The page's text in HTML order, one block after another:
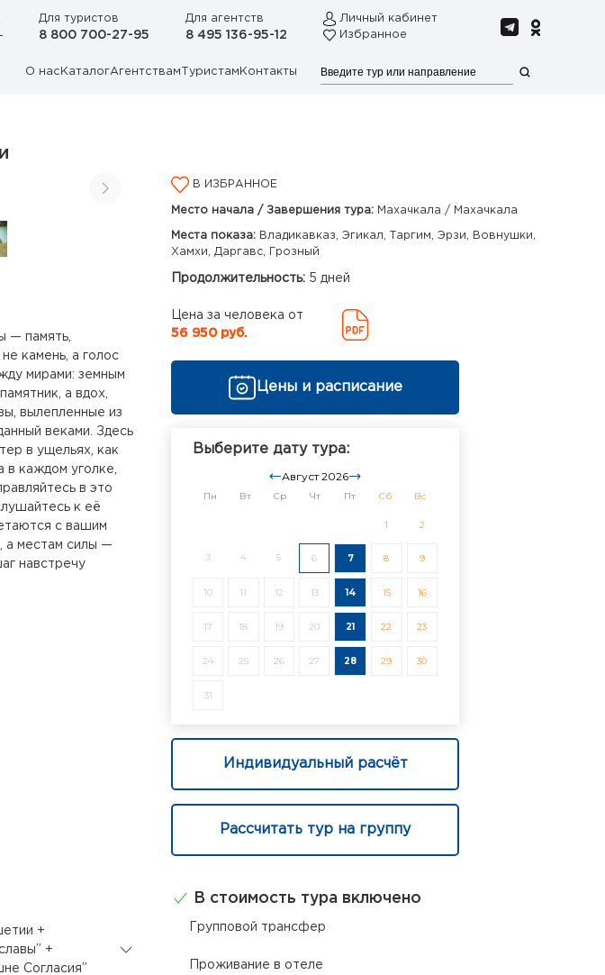
Для туристов
8 800 700-27-95
Для агентств
8 495 136-95-12
Личный кабинет
Избранное
О нас КаталогАгентствам Туристам Контакты
— память,
камень, а голос
мирами: земным
а вдох,
вылепленные из
веками. Здесь
в ущельях, как
каждом уголке,
в это
к её
с вашим
а местам силы —
навстречу
В ИЗБРАННОЕ
Место начала / Завершения тура: Махачкала / Махачкала
Места показа: Владикавказ, Эгикал, Таргим, Эрзи, Вовнушки,
Хамхи, Даргавс, Грозный
Продолжительность: 5 дней
Цена за человека от
56 950 руб.
Цены и расписание
Выберите дату тура:
Август 2026
Пн Вт Ср Чт Пт Сб Вс
1 2
3 4 5 6 7 8 9
10 11 12 13 14 15 16
17 18 19 20 21 22 23
24 25 26 27 28 29 30
31
Индивидуальный расчёт
Рассчитать тур на группу
+
+
Согласия”
В стоимость тура включено
Групповой трансфер
Проживание в отеле